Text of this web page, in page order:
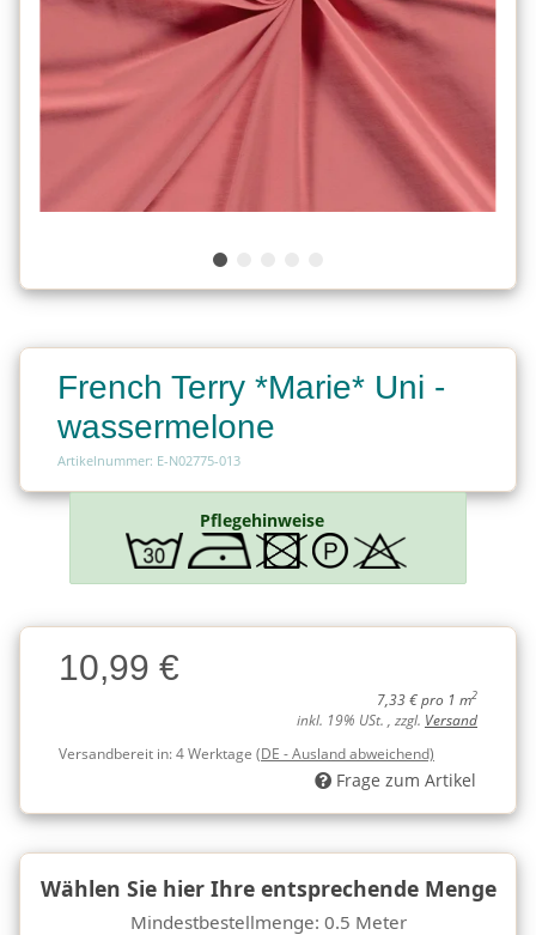
French Terry *Marie* Uni -
wassermelone
Artikelnummer: E-N02775-013
Pflegehinweise
Charge
Charge10,99 €
7,33 € pro 1 m2
inkl. 19% USt. , zzgl. Versand
Versandbereit in:4 Werktage (DE - Ausland abweichend)
Frage zum Artikel
Wählen Sie hier Ihre entsprechende Menge
Mindestbestellmenge: 0.5 Meter